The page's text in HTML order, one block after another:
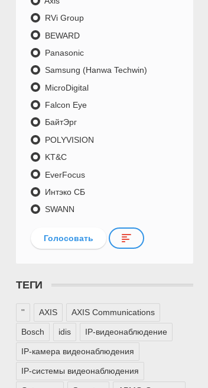
RVi Group
BEWARD
Panasonic
Samsung (Hanwa Techwin)
MicroDigital
Falcon Eye
БайтЭрг
POLYVISION
KT&C
EverFocus
Интэко СБ
SWANN
Голосовать
ТЕГИ
'' AXIS AXIS Communications
Bosch idis IP-видеонаблюдение
IP-камера видеонаблюдения
IP-системы видеонаблюдения